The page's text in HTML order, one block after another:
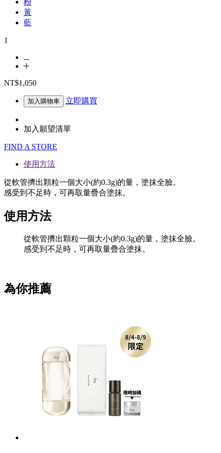
黃
藍
1
NT$1,050
加入購物車 立即購買
加入願望清單
FIND A STORE
使用方法
從軟管擠出顆粒一個大小(約0.3g)的量，塗抹全臉。
感受到不足時，可再取量疊合塗抹。
使用方法
從軟管擠出顆粒一個大小(約0.3g)的量，塗抹全臉。
感受到不足時，可再取量疊合塗抹。
為你推薦